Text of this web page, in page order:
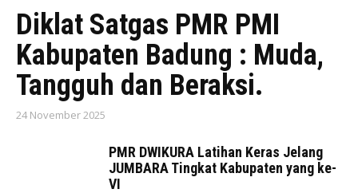
Diklat Satgas PMR PMI
Kabupaten Badung : Muda,
Tangguh dan Beraksi.
24 November 2025
PMR DWIKURA Latihan Keras Jelang
JUMBARA Tingkat Kabupaten yang ke-
VI